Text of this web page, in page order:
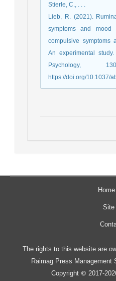
Stierle, C., . . .
Lieb, R. (2021).
symptoms and mood
compulsive symptoms
An experimental
Psychology,
https://doi.org/10.1037/
Site
The rights to this website are
Raimag Press Management
Copyright © 2017-